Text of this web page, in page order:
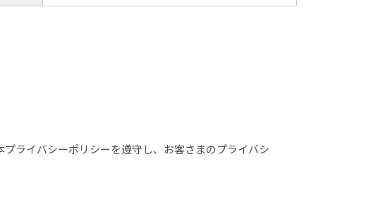
ライバシーポリシーを遵守し、お客さまのプライバシ